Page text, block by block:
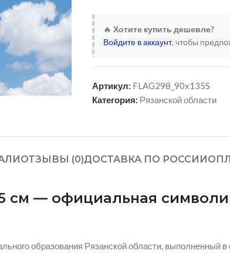
🔥 Хотите купить дешевле?
Войдите в аккаунт, чтобы
Артикул: FLAG298_90x135S
Категория: Рязанской области
ОТЗЫВЫ (0)ДОСТАВКА ПО РОССИИ
см — официальная
образования Рязанской области, выполненный в